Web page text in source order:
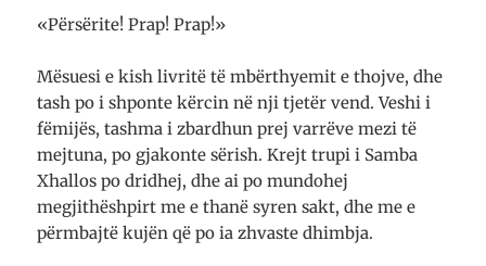
«Përsërite! Prap! Prap!»
Mësuesi e kish livritë të mbërthyemit e thojve, dhe
tash po i shponte kërcin në nji tjetër vend. Veshi i
fëmijës, tashma i zbardhun prej varrëve mezi të
mejtuna, po gjakonte sërish. Krejt trupi i Samba
Xhallos po dridhej, dhe ai po mundohej
megjithëshpirt me e thanë syren sakt, dhe me e
përmbajtë kujën që po ia zhvaste dhimbja.